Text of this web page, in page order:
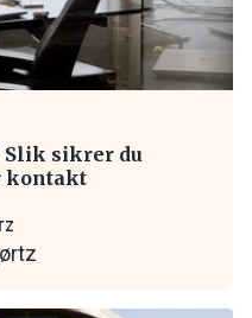
Slik sikrer du
kontakt